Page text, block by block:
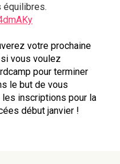
équilibres.
votre prochaine
vous voulez
pour terminer
le but de vous
inscriptions pour la
début janvier !